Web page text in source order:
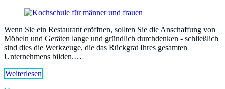
Wenn Sie ein Restaurant eröffnen, sollten Sie die Anschaffung von
Möbeln und Geräten lange und gründlich durchdenken - schließlich
sind dies die Werkzeuge, die das Rückgrat Ihres gesamten
Unternehmens bilden.…
Weiterlesen